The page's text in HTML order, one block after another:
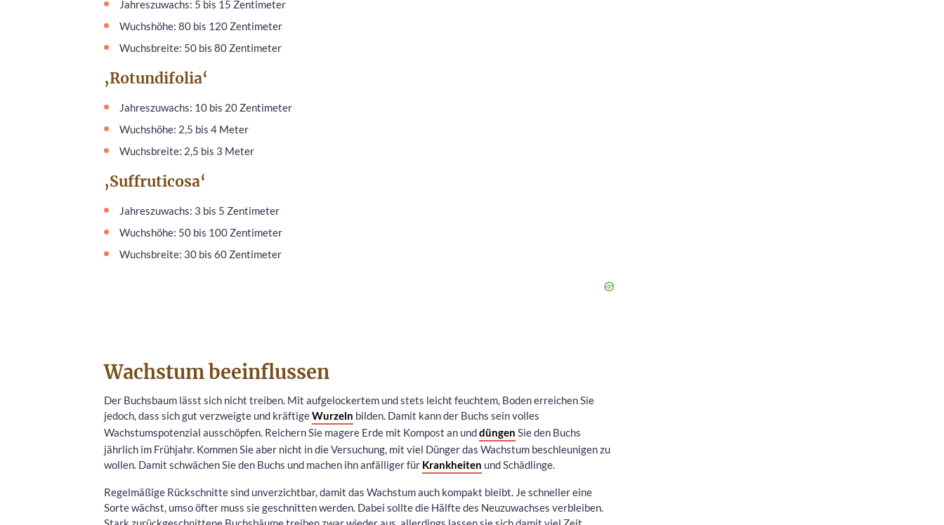
Jahreszuwachs: 5 bis 15 Zentimeter
Wuchshöhe: 80 bis 120 Zentimeter
Wuchsbreite: 50 bis 80 Zentimeter
‚Rotundifolia‘
Jahreszuwachs: 10 bis 20 Zentimeter
Wuchshöhe: 2,5 bis 4 Meter
Wuchsbreite: 2,5 bis 3 Meter
‚Suffruticosa‘
Jahreszuwachs: 3 bis 5 Zentimeter
Wuchshöhe: 50 bis 100 Zentimeter
Wuchsbreite: 30 bis 60 Zentimeter
Wachstum beeinflussen
Der Buchsbaum lässt sich nicht treiben. Mit aufgelockertem und stets leicht feuchtem, Boden erreichen Sie
jedoch, dass sich gut verzweigte und kräftigeWurzeln bilden. Damit kann der Buchs sein volles
Wachstumspotenzial ausschöpfen. Reichern Sie magere Erde mit Kompost an unddüngen Sie den Buchs
jährlich im Frühjahr. Kommen Sie aber nicht in die Versuchung, mit viel Dünger das Wachstum beschleunigen zu
wollen. Damit schwächen Sie den Buchs und machen ihn anfälliger für Krankheiten und Schädlinge.
Regelmäßige Rückschnitte sind unverzichtbar, damit das Wachstum auch kompakt bleibt. Je schneller eine
Sorte wächst, umso öfter muss sie geschnitten werden. Dabei sollte die Hälfte des Neuzuwachses verbleiben.